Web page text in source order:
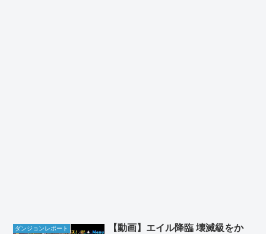
ダンジョンレポート
【動画】エイル降臨 壊滅級をか